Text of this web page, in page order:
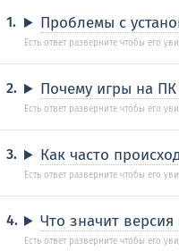
Проблемы с
Почему игры на ПК
Как часто
Что значит